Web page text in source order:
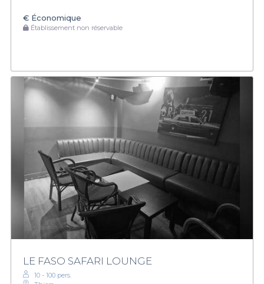
€ Économique
Établissement non réservable
LE FASO SAFARI LOUNGE
10 - 100 pers.